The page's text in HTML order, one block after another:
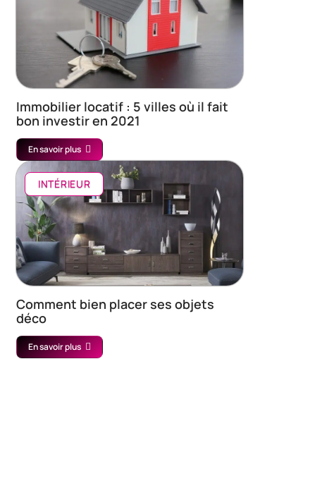
Immobilier locatif : 5 villes où il fait
bon investir en 2021
En savoir plus
INTÉRIEUR
Comment bien placer ses objets
déco
En savoir plus